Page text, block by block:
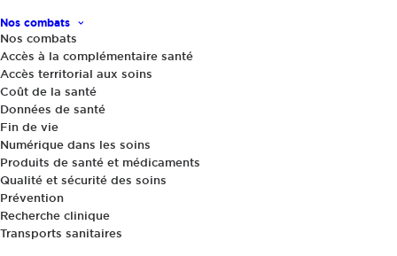
Nos combats
Nos combats
Accès à la complémentaire santé
Accès territorial aux soins
Coût de la santé
Données de santé
Fin de vie
Numérique dans les soins
Produits de santé et médicaments
Qualité et sécurité des soins
Prévention
Recherche clinique
Transports sanitaires
Maladies neurodégénératives : le Fonds national pour la
démocratie sanitaire (FNDS) lance un appel à projets auprès
des associations de patients